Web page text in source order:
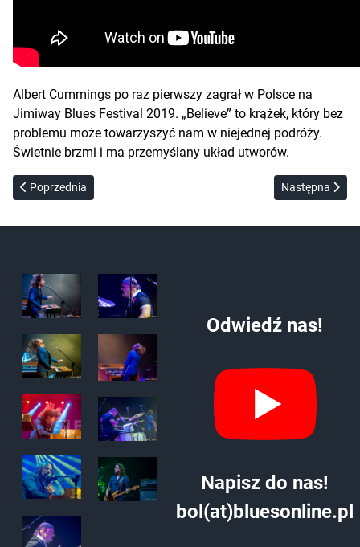
Albert Cummings po raz pierwszy zagrał w Polsce na
Jimiway Blues Festival 2019. „Believe” to krążek, który bez
problemu może towarzyszyć nam w niejednej podróży.
Świetnie brzmi i ma przemyślany układ utworów.
Poprzednia strona: Dariusz Wudkowski – GedrekDi (2020)
Poprzednia Następna
Następna
Odwiedź nas!
Napisz do nas!
bol(at)bluesonline.pl